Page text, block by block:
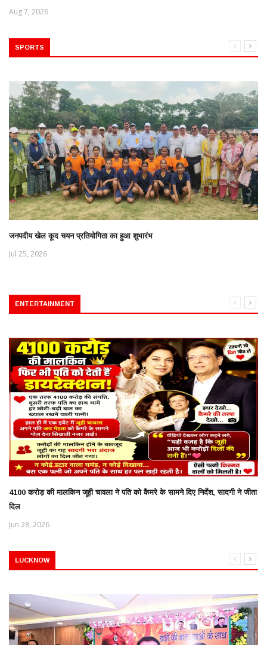
Aug 7, 2026
SPORTS
जनपदीय खेल कूद चयन प्रतियोगिता का हुआ शुभारंभ
Jul 25, 2026
ENTERTAINMENT
4100 करोड़ की मालकिन जूही चावला ने पति को कैमरे के सामने दिए निर्देश, सादगी ने जीता
दिल
Jun 28, 2026
LUCKNOW